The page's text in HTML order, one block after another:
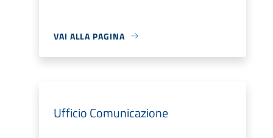
VAI ALLA PAGINA
Ufficio Comunicazione